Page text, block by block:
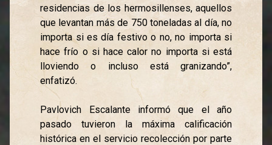
residencias de los hermosillenses, aquellos
que levantan más de 750 toneladas al día, no
importa si es día festivo o no, no importa si
hace frío o si hace calor no importa si está
lloviendo o incluso está granizando”,
enfatizó.
Pavlovich Escalante informó que el año
pasado tuvieron la máxima calificación
histórica en el servicio recolección por parte